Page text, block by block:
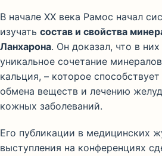
В начале XX века Рамос начал
изучать состав и свойства
Ланхарона. Он доказал, что в
уникальное сочетание
кальция, – которое
обмена веществ и лечению
кожных заболеваний.
Его публикации в медицинских
выступления на конференциях